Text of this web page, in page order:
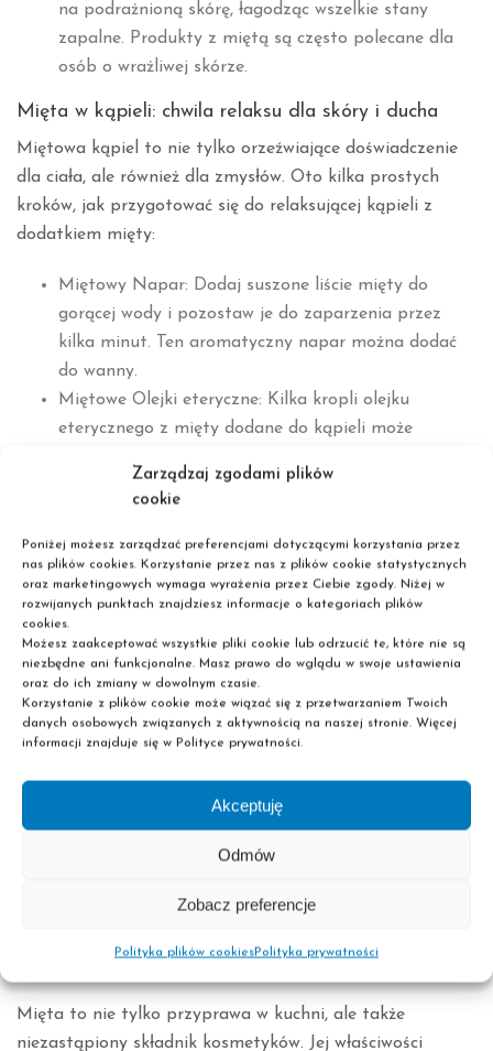
Zarządzaj zgodami plików
cookie
Poniżej możesz zarządzać preferencjami dotyczącymi korzystania przez
nas plików cookies. Korzystanie przez nas z plików cookie statystycznych
oraz marketingowych wymaga wyrażenia przez Ciebie zgody. Niżej w
rozwijanych punktach znajdziesz informacje o kategoriach plików
cookies.
Możesz zaakceptować wszystkie pliki cookie lub odrzucić te, które nie są
niezbędne ani funkcjonalne. Masz prawo do wglądu w swoje ustawienia
oraz do ich zmiany w dowolnym czasie.
Korzystanie z plików cookie może wiązać się z przetwarzaniem Twoich
danych osobowych związanych z aktywnością na naszej stronie. Więcej
informacji znajduje się w Polityce prywatności.
Akceptuję
Odmów
Zobacz preferencje
Polityka plików cookiesPolityka prywatności
na podrażnioną skórę, łagodząc wszelkie stany
zapalne. Produkty z miętą są często polecane dla
osób o wrażliwej skórze.
Mięta w kąpieli: chwila relaksu dla skóry i ducha
Miętowa kąpiel to nie tylko orzeźwiające doświadczenie
dla ciała, ale również dla zmysłów. Oto kilka prostych
kroków, jak przygotować się do relaksującej kąpieli z
dodatkiem mięty:
Miętowy Napar: Dodaj suszone liście mięty do
gorącej wody i pozostaw je do zaparzenia przez
kilka minut. Ten aromatyczny napar można dodać
do wanny.
Miętowe Olejki eteryczne: Kilka kropli olejku
eterycznego z mięty dodane do kąpieli może
Miętowy Peeling Do Ciała: Przygotuj domowy
kokosowym i dodając kilka kropel olejku miętowego.
Delikatnie masuj skórę podczas kąpieli.
Jak prawidłowo dbać o produkty zawierające miętę?
Przechowywanie: Produkty z miętą najlepiej
przechowywać w chłodnym i ciemnym miejscu, aby
zachować ich świeżość i skuteczność.
Ochrona Przed Słońcem: Jeśli używasz kosmetyków
słońcem. Produkty te mogą uczulać na światło
mogą wywołać pieczenie w oczach. Staraj się unikać
Mięta to nie tylko przyprawa w kuchni, ale także
niezastąpiony składnik kosmetyków. Jej właściwości